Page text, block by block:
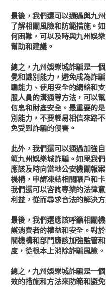
最後，我們還可以通過與九
了解相關風險和防範措施。
何困難，可以及時與九州娛
幫助和建議。
總之，九州娛樂城詐騙是一
覺和識別能力，避免成為詐
騙能力、使用安全的網絡和
服人員的溝通等方法，可以
信息和財產安全。最重要的
別能力，不要輕易相信來路
免受到詐騙的侵害。
此外，我們還可以通過加強
範九州娛樂城詐騙。如果我
應該及時向當地公安機關報
機構，申請凍結相關賬戶和
我們還可以咨詢專業的法律
利益，從而尋求合法的解決方
最後，我們還應該呼籲相關
護消費者的權益和安全。對
關機構和部門應該加強監管
度，從根本上消除詐騙風險。
總之，九州娛樂城詐騙是一
效的措施和方法來防範和避